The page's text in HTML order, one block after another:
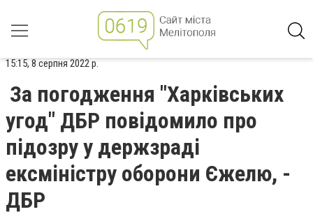
15:15, 8 серпня 2022 р.
За погодження "Харківських
угод" ДБР повідомило про
підозру у держзраді
ексміністру оборони Єжелю, -
ДБР